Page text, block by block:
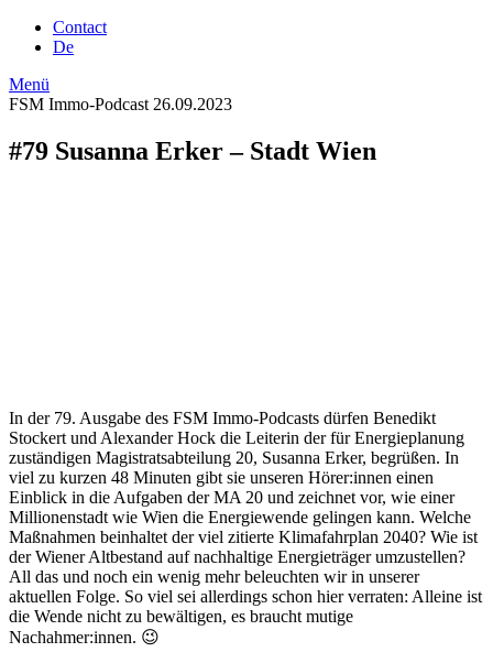
Contact
De
Menü
FSM Immo-Podcast 26.09.2023
#79 Susanna Erker – Stadt Wien
In der 79. Ausgabe des FSM Immo-Podcasts dürfen Benedikt
Stockert und Alexander Hock die Leiterin der für Energieplanung
zuständigen Magistratsabteilung 20, Susanna Erker, begrüßen. In
viel zu kurzen 48 Minuten gibt sie unseren Hörer:innen einen
Einblick in die Aufgaben der MA 20 und zeichnet vor, wie einer
Millionenstadt wie Wien die Energiewende gelingen kann. Welche
Maßnahmen beinhaltet der viel zitierte Klimafahrplan 2040? Wie ist
der Wiener Altbestand auf nachhaltige Energieträger umzustellen?
All das und noch ein wenig mehr beleuchten wir in unserer
aktuellen Folge. So viel sei allerdings schon hier verraten: Alleine ist
die Wende nicht zu bewältigen, es braucht mutige
Nachahmer:innen. 😉